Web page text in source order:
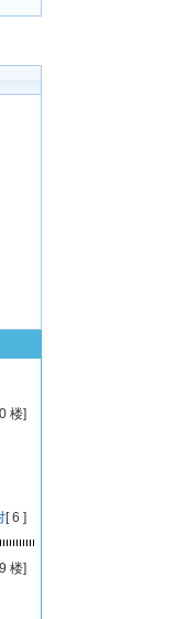
楼]
[6 ]
楼]